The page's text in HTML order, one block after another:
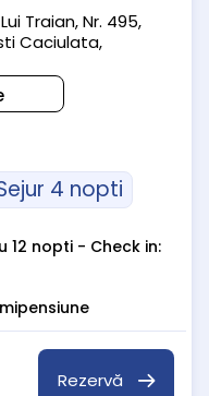
Traian, Nr. 495,
Caciulata,
4 nopti
12 nopti - Check in:
Rezervă